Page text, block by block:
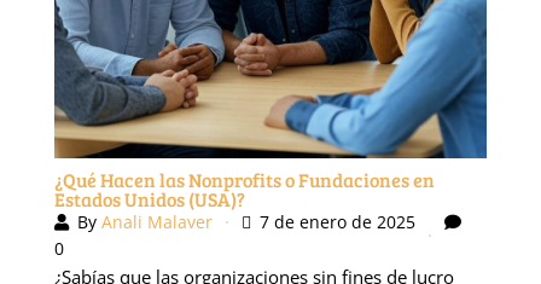
¿Qué Hacen las Nonprofits o Fundaciones en
Estados Unidos (USA)?
0